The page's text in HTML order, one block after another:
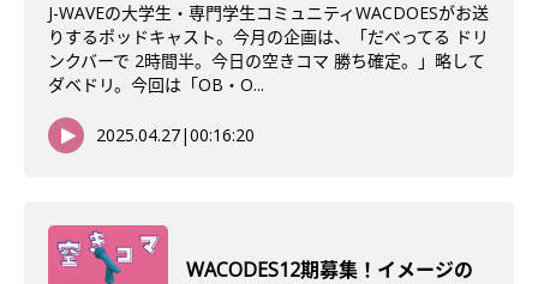
J-WAVEの大学生・専門学生コミュニティWACDOESがお送
りするポッドキャスト。今月の企画は、「だべってる ドリ
ンクバーで 2時間半。今日の空きコマ 勝ち確定。」略して
ダベドリ。今回は「OB・O...
2025.04.27|00:16:20
WACODES12期募集！イメージの